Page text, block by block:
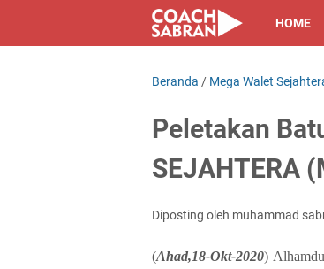
HOME
Beranda / Mega Walet
Peletakan
SEJAHTERA
Diposting oleh muhammad
(Ahad,18-Okt-2020)